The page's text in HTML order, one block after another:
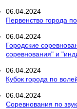
06.04.2024
Первенство города
06.04.2024
Городские
соревнования" и
06.04.2024
Кубок города по
06.04.2024
Соревнования по